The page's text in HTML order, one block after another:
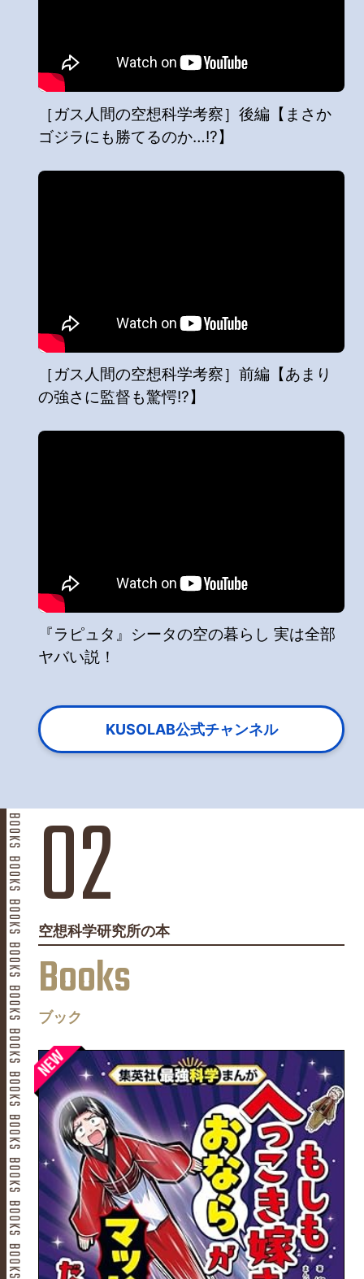
［ガス人間の空想科学考察］後編【まさか
ゴジラにも勝てるのか…!?】
［ガス人間の空想科学考察］前編【あまり
の強さに監督も驚愕!?】
『ラピュタ』シータの空の暮らし 実は全部
ヤバい説！
KUSOLAB公式チャンネル
空想科学研究所の本
Books
ブック